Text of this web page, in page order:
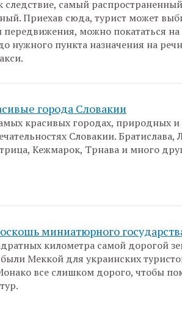
следствие, самый
Приехав сюда, турист может
передвижения, можно покататься на
нужного пункта назначения на
города Словакии
красивых городах, природных
Словакии. Братислава,
Кежмарок, Трнава и много
миниатюрного
километра самой дорогой
Меккой для украинских
все слишком дорого, чтобы